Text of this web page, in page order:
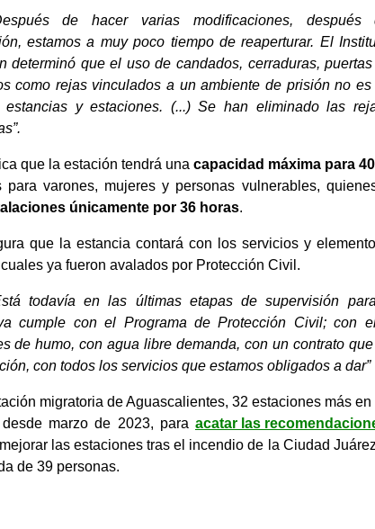
de hacer varias modificaciones,
estamos a muy poco tiempo de reaperturar. El
determinó que el uso de candados, cerraduras,
como rejas vinculados a un ambiente de prisión no es
estancias y estaciones. (...) Se han eliminado las
que la estación tendrá una capacidad máxima para
para varones, mujeres y personas vulnerables,
únicamente por 36 horas.
que la estancia contará con los servicios y
ya fueron avalados por Protección Civil.
todavía en las últimas etapas de supervisión
cumple con el Programa de Protección Civil; con
de humo, con agua libre demanda, con un contrato
con todos los servicios que estamos obligados a dar”
migratoria de Aguascalientes, 32 estaciones más
desde marzo de 2023, para acatar las
las estaciones tras el incendio de la Ciudad
de 39 personas.